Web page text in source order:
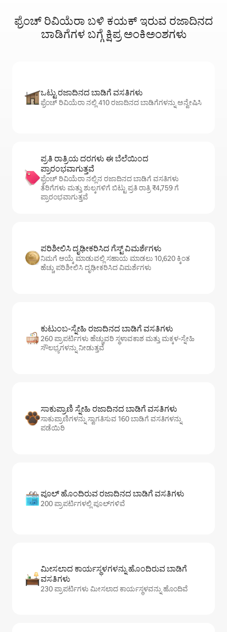
ಫ್ರೆಂಚ್ ರಿವಿಯೆರಾ ಬಳಿ ಕಯಕ್ ಇರುವ ರಜಾದಿನದ
ಬಾಡಿಗೆಗಳ ಬಗ್ಗೆ ಕ್ಷಿಪ್ರ ಅಂಕಿಅಂಶಗಳು
ಒಟ್ಟು ರಜಾದಿನದ ಬಾಡಿಗೆ ವಸತಿಗಳು
ಫ್ರೆಂಚ್ ರಿವಿಯೆರಾ ನಲ್ಲಿ 410 ರಜಾದಿನದ ಬಾಡಿಗೆಗಳನ್ನು ಅನ್ವೇಷಿಸಿ
ಪ್ರತಿ ರಾತ್ರಿಯ ದರಗಳು ಈ ಬೆಲೆಯಿಂದ
ಪ್ರಾರಂಭವಾಗುತ್ತವೆ
ಫ್ರೆಂಚ್ ರಿವಿಯೆರಾ ನಲ್ಲಿನ ರಜಾದಿನದ ಬಾಡಿಗೆ ವಸತಿಗಳು
ತೆರಿಗೆಗಳು ಮತ್ತು ಶುಲ್ಕಗಳಿಗೆ ಬಿಟ್ಟು ಪ್ರತಿ ರಾತ್ರಿ ₹4,759 ಗೆ
ಪ್ರಾರಂಭವಾಗುತ್ತವೆ
ಪರಿಶೀಲಿಸಿ ದೃಢೀಕರಿಸಿದ ಗೆಸ್ಟ್ ವಿಮರ್ಶೆಗಳು
ನಿಮಗೆ ಆಯ್ಕೆ ಮಾಡುವಲ್ಲಿ ಸಹಾಯ ಮಾಡಲು 10,620 ಕ್ಕಿಂತ
ಹೆಚ್ಚು ಪರಿಶೀಲಿಸಿ ದೃಢೀಕರಿಸಿದ ವಿಮರ್ಶೆಗಳು
ಕುಟುಂಬ-ಸ್ನೇಹಿ ರಜಾದಿನದ ಬಾಡಿಗೆ ವಸತಿಗಳು
260 ಪ್ರಾಪರ್ಟಿಗಳು ಹೆಚ್ಚುವರಿ ಸ್ಥಳಾವಕಾಶ ಮತ್ತು ಮಕ್ಕಳ-ಸ್ನೇಹಿ
ಸೌಲಭ್ಯಗಳನ್ನು ನೀಡುತ್ತವೆ
ಸಾಕುಪ್ರಾಣಿ ಸ್ನೇಹಿ ರಜಾದಿನದ ಬಾಡಿಗೆ ವಸತಿಗಳು
ಸಾಕುಪ್ರಾಣಿಗಳನ್ನು ಸ್ವಾಗತಿಸುವ 160 ಬಾಡಿಗೆ ವಸತಿಗಳನ್ನು
ಪಡೆಯಿರಿ
ಪೂಲ್ ಹೊಂದಿರುವ ರಜಾದಿನದ ಬಾಡಿಗೆ ವಸತಿಗಳು
200 ಪ್ರಾಪರ್ಟಿಗಳಲ್ಲಿ ಪೂಲ್‌‌‌‌‌‌‌‌‌ಗಳಿವೆ
ಮೀಸಲಾದ ಕಾರ್ಯಸ್ಥಳಗಳನ್ನು ಹೊಂದಿರುವ ಬಾಡಿಗೆ
ವಸತಿಗಳು
230 ಪ್ರಾಪರ್ಟಿಗಳು ಮೀಸಲಾದ ಕಾರ್ಯಸ್ಥಳವನ್ನು ಹೊಂದಿವೆ